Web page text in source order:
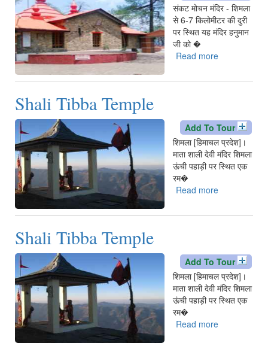
संकट मोचन मंदिर - शिमला
से 6-7 किलोमीटर की दुरी
पर स्थित यह मंदिर हनुमान
जी को �
Read more
Mochan
Shali Tibba Temple
Add To Tour
शिमला [हिमाचल प्रदेश]।
माता शाली देवी मंदिर शिमला
ऊंची पहाड़ी पर स्थित एक
रम�
Read more
Tibba
Shali Tibba Temple
Add To Tour
शिमला [हिमाचल प्रदेश]।
माता शाली देवी मंदिर शिमला
ऊंची पहाड़ी पर स्थित एक
रम�
Read more